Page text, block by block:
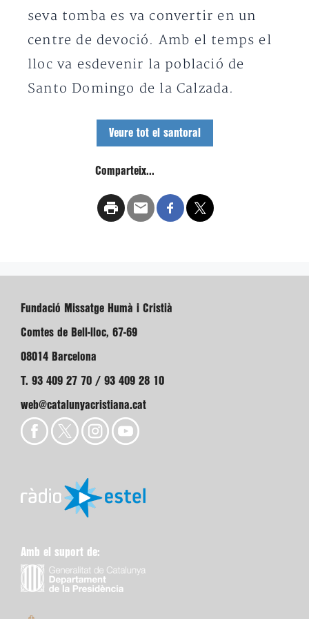
seva tomba es va convertir en un
centre de devoció. Amb el temps el
lloc va esdevenir la població de
Santo Domingo de la Calzada.
Veure tot el santoral
Comparteix...
Fundació Missatge Humà i Cristià
Comtes de Bell-lloc, 67-69
08014 Barcelona
T. 93 409 27 70 / 93 409 28 10
web@catalunyacristiana.cat
Amb el suport de: